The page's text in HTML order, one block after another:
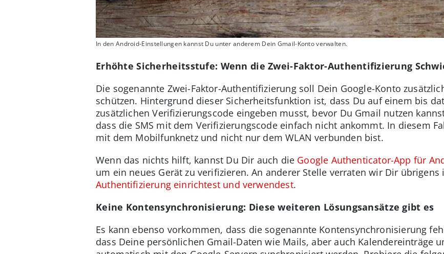
In den Android-Einstellungen kannst Du unter anderem Dein Gmail-Konto verwalten.
Erhöhte Sicherheitsstufe: Wenn die Zwei-Faktor-Authentifizierung
Die sogenannte Zwei-Faktor-Authentifizierung soll Dein Google-Konto
schützen. Hintergrund dieser Sicherheitsfunktion ist, dass Du auf einem bis
zusätzlichen Verifizierungscode eingeben musst, bevor Du Gmail nutzen
dass die SMS mit dem Verifizierungscode einfach nicht ankommt. In diesem
mit dem Mobilfunknetz und nicht nur dem WLAN verbunden bist.
Wenn das nichts hilft, kannst Du Dir auch die Google Authenticator-App für
um ein neues Gerät zu verifizieren. An anderer Stelle verraten wir Dir
Authentifizierung einrichtest und verwendest.
Keine Kontensynchronisierung: Diese weiteren Lösungsansätze gibt es
Es kann ebenso vorkommen, dass die sogenannte Kontensynchronisierung
dass Deine persönlichen Gmail-Daten wie Mails, aber auch Kalendereinträge